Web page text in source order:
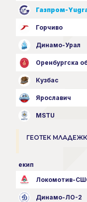
Газпром-
Горчиво
Динамо-Урал
Оренбургска
Кузбас
Ярославич
MSTU
ГЕОТЕК
екип
Локомотив-
Динамо-ЛО-2